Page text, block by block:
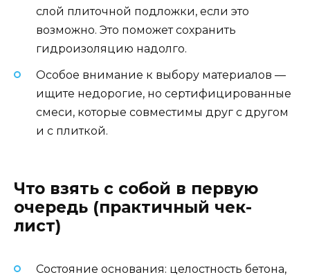
слой плиточной подложки, если это
возможно. Это поможет сохранить
гидроизоляцию надолго.
Особое внимание к выбору материалов —
ищите недорогие, но сертифицированные
смеси, которые совместимы друг с другом
и с плиткой.
Что взять с собой в первую
очередь (практичный чек-
лист)
Состояние основания: целостность бетона,